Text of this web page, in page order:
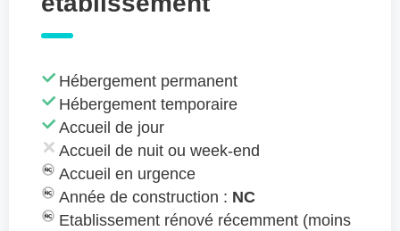
Hébergement permanent
Hébergement temporaire
Accueil de jour
Accueil de nuit ou week-end
Accueil en urgence
Année de construction : NC
Etablissement rénové récemment (moins